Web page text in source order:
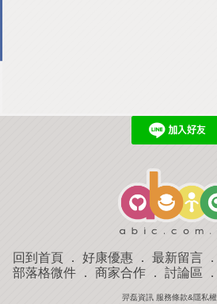
回到首頁 ． 好康優惠 ． 最新留言 ．
部落格微件． 商家合作． 討論區 ．
羿磊資訊 服務條款&隱私